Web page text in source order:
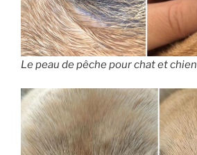
Le peau de pêche pour chat et chien